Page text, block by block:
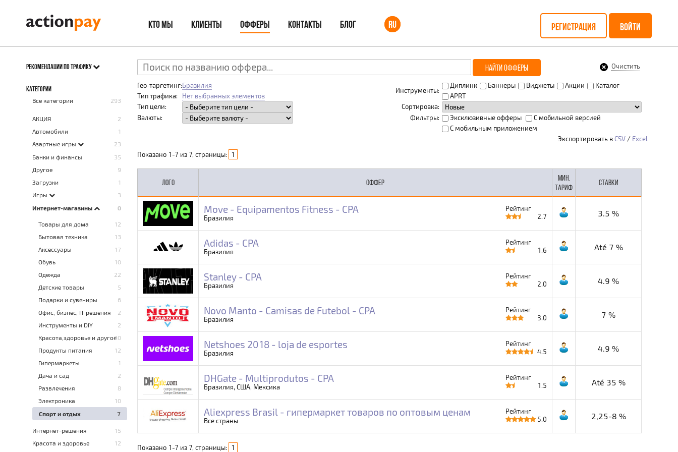
КТО МЫ КЛИЕНТЫ ОФФЕРЫ КОНТАКТЫ БЛОГ RU РЕГИСТРАЦИЯ ВОЙТИ
РЕКОМЕНДАЦИИ ПО ТРАФИКУ
КАТЕГОРИИ
Все категории 293
AКЦИЯ
2
Автомобили
1
Азартные игры
23
Банки и финансы
35
Другое
9
Загрузки
1
Игры
3
Интернет-магазины
0
Товары для дома
12
Бытовая техника
13
Аксессуары
17
Обувь
10
Одежда
22
Детские товары
5
Подарки и сувениры
6
Офис, бизнес, IT решения
2
Инструменты и DIY
2
Красота,здоровье и другое20
Продукты питания
12
Гипермаркеты
1
Дача и сад
2
Развлечения
8
Электроника
10
Спорт и отдых
7
Интернет-решения
15
Красота и здоровье
12
НАЙТИ ОФФЕРЫ Очистить
Гео-таргетинг:Бразилия
Тип трафика:
Нет выбранных элементов
Тип цели:
Валюты:
Инструменты:
Диплинк Баннеры Виджеты Акции
Каталог
APRT
Сортировка:
Фильтры:
Эксклюзивные офферы
С мобильной версией
С мобильным приложением
Экспортировать вCSV / Excel
Показано 1-7 из 7, страницы: 1
ЛОГО ОФФЕР
МИН.
ТАРИФ
СТАВКИ
Рейтинг
2.7
Move - Equipamentos Fitness - CPA
Бразилия 3.5 %
Рейтинг
1.6
Adidas - CPA
Бразилия Até 7 %
Рейтинг
2.0
Stanley - CPA
Бразилия 4.9 %
Рейтинг
3.0
Novo Manto - Camisas de Futebol - CPA
Бразилия 7 %
Рейтинг
4.5
Netshoes 2018 - loja de esportes
Бразилия 4.9 %
Рейтинг
1.5
DHGate - Multiprodutos - CPA
Бразилия, США, Мексика Até 35 %
Рейтинг
5.0
Aliexpress Brasil - гипермаркет товаров по оптовым ценам
Все страны 2,25-8 %
Показано 1-7 из 7, страницы: 1